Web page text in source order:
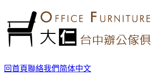
回首頁聯絡我們简体中文